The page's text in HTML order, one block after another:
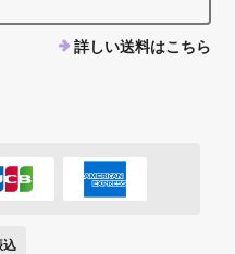
詳しい送料はこちら
込